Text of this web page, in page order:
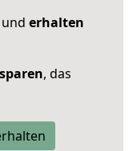
erhalten
, das